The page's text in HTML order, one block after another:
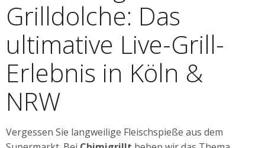
Grilldolche: Das
ultimative Live-Grill-
Erlebnis in Köln &
NRW
Vergessen Sie langweilige Fleischspieße aus dem